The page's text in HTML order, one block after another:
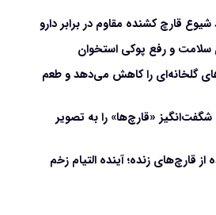
قارچ کشنده مقاوم در برابر دارو
و رفع پوکی استخوان
گلخانه‌ای را کاهش می‌دهد و طعم
«قارچ‌ها» را به تصویر
قارچ‌های زنده؛ آینده‌ التیام زخم